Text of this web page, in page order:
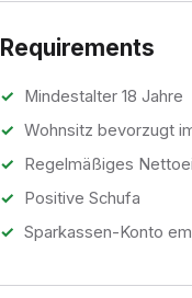
Requirements
Mindestalter 18 Jahre
Wohnsitz bevorzugt
Regelmäßiges
Positive Schufa
Sparkassen-Konto